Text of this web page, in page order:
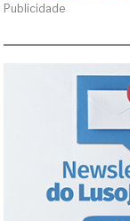
Publicidade